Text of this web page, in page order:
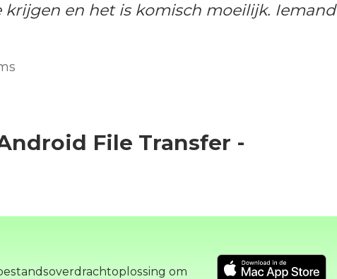
en het is komisch moeilijk. Iemand
File Transfer -
om